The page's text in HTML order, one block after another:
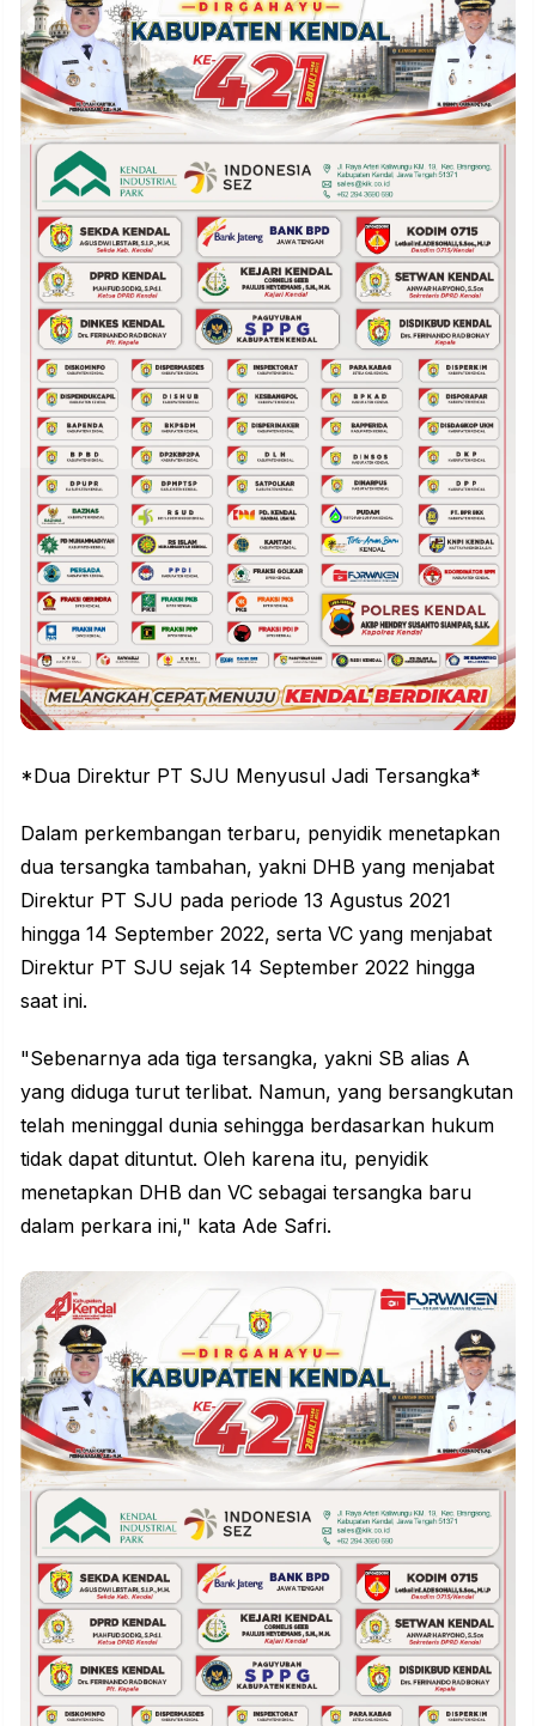
*Dua Direktur PT SJU Menyusul Jadi Tersangka*
Dalam perkembangan terbaru, penyidik menetapkan
dua tersangka tambahan, yakni DHB yang menjabat
Direktur PT SJU pada periode 13 Agustus 2021
hingga 14 September 2022, serta VC yang menjabat
Direktur PT SJU sejak 14 September 2022 hingga
saat ini.
"Sebenarnya ada tiga tersangka, yakni SB alias A
yang diduga turut terlibat. Namun, yang bersangkutan
telah meninggal dunia sehingga berdasarkan hukum
tidak dapat dituntut. Oleh karena itu, penyidik
menetapkan DHB dan VC sebagai tersangka baru
dalam perkara ini," kata Ade Safri.